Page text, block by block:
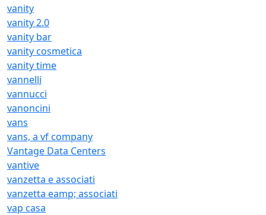
vanity
vanity 2.0
vanity bar
vanity cosmetica
vanity time
vannelli
vannucci
vanoncini
vans
vans, a vf company
Vantage Data Centers
vantive
vanzetta e associati
vanzetta eamp; associati
vap casa